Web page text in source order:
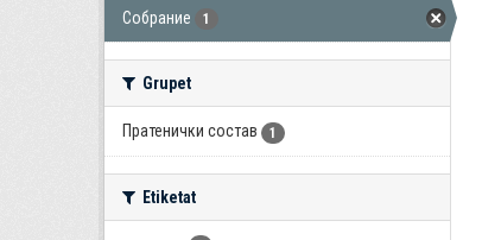
Собрание 1
Grupet
Пратенички состав 1
Etiketat